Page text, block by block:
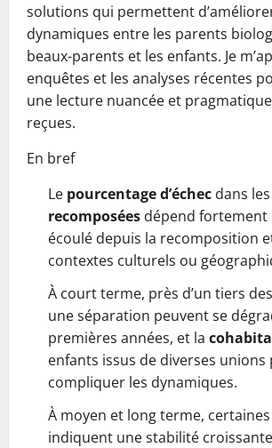
solutions qui permettent
dynamiques entre les parents
beaux-parents et les enfants. Je
enquêtes et les analyses récentes
une lecture nuancée et
reçues.
En bref
Le pourcentage d’échec dans les
recomposées dépend fortement
écoulé depuis la recomposition
contextes culturels ou
À court terme, près d’un tiers
une séparation peuvent se
premières années, et la
enfants issus de diverses unions
compliquer les dynamiques.
À moyen et long terme,
indiquent une stabilité